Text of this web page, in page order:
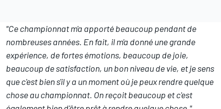
"Ce championnat m'a apporté beaucoup pendant de
nombreuses années. En fait, il m'a donné une grande
expérience, de fortes émotions, beaucoup de joie,
beaucoup de satisfaction, un bon niveau de vie, et je sens
que c'est bien s'il y a un moment où je peux rendre quelque
chose au championnat. On reçoit beaucoup et c'est